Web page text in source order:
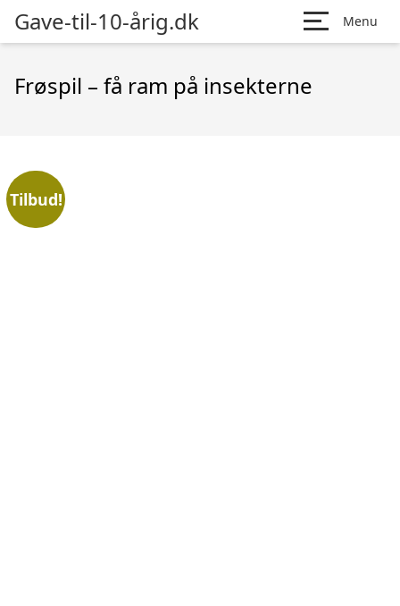
Gave-til-10-årig.dk Menu
Frøspil – få ram på insekterne
Tilbud!